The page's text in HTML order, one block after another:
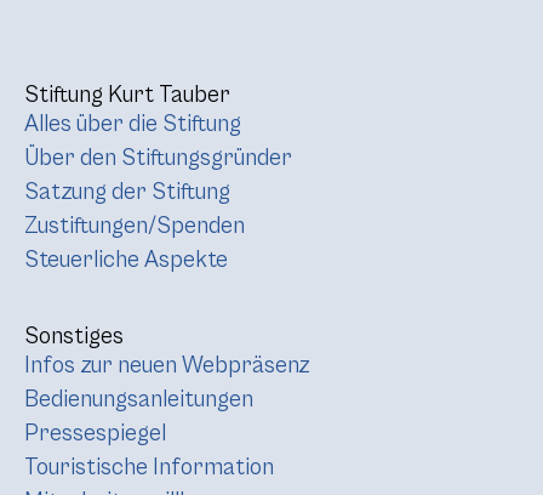
Stiftung Kurt Tauber
Alles über die Stiftung
Über den Stiftungsgründer
Satzung der Stiftung
Zustiftungen/Spenden
Steuerliche Aspekte
Sonstiges
Infos zur neuen Webpräsenz
Bedienungsanleitungen
Pressespiegel
Touristische Information